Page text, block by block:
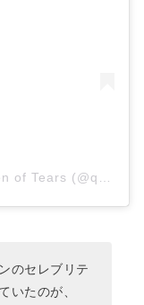
A post shared by 눈물의여왕 | Queen of Tears (@queenoftears_tvn)
のセレブリテ
いたのが、